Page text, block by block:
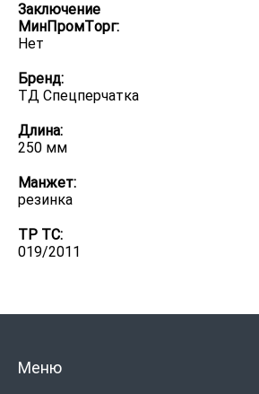
Заключение
МинПромТорг:
Нет
Бренд:
ТД Спецперчатка
Длина:
250 мм
Манжет:
резинка
ТР ТС:
019/2011
Меню